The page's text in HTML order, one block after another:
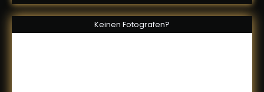
Keinen Fotografen?